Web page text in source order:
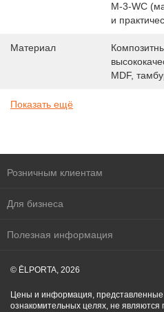
M-3-WC
и
Материал
MDF,
Показать ещё
Розничным клиентам
Для бизнеса
Полезная информация
© ĒLPORTA, 2026
Цены и информация,
ознакомительных целях, не являются